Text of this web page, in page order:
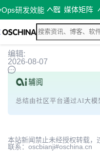
研发效能 媒体矩阵
编辑:
2026-08-07
总结由社区平台通过AI大模
本站新闻禁止未经授权转载，
联系：oscbianji#oschina.cn